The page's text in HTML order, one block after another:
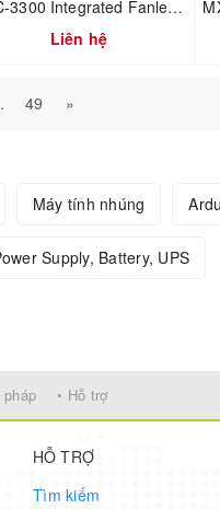
MXC-3300 Integrated Fanless Embedded Computers
Liên hệ
49 »
Máy tính nhúng
Supply, Battery, UPS
pháp • Hỗ trợ
HỖ TRỢ
Tìm kiếm